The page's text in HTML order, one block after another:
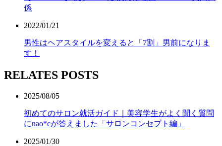
係
2022/01/21
男性はヘアスタイルを変えると「7割」男前になりま
す！
RELATES POSTS
2025/08/05
初めてのサロン就活ガイド｜美容学生がよく聞く質問
にnao*cが答えました「サロンコンセプト編」
2025/01/30